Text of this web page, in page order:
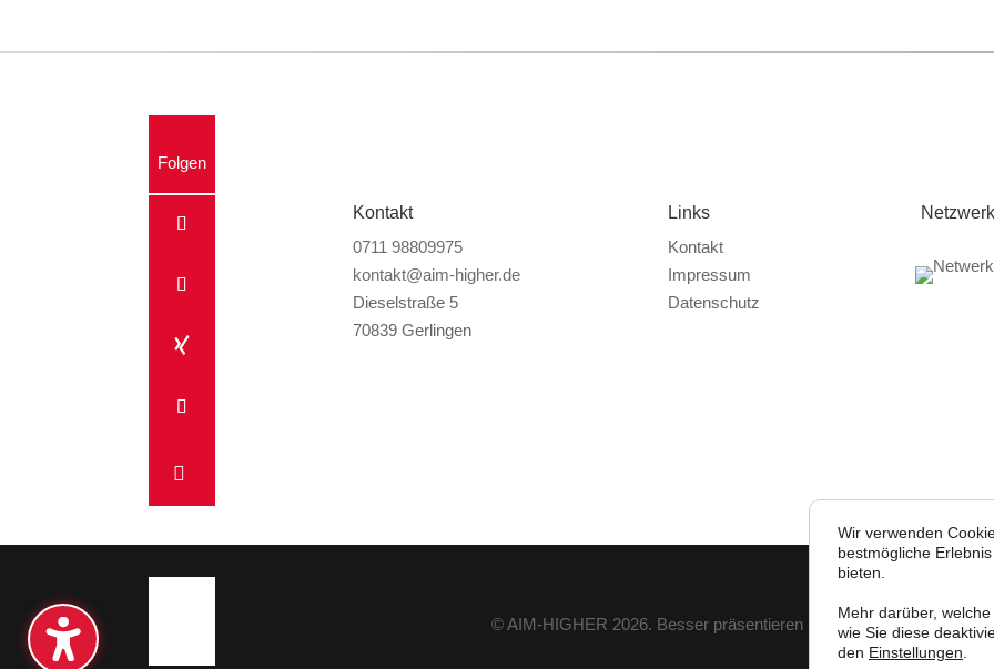
Folgen

Kontakt
0711 98809975
kontakt@aim-higher.de
Dieselstraße 5
70839 Gerlingen
Links
Kontakt
Impressum
Datenschutz
© AIM-HIGHER 2026. Besser präsentieren und schneller
Wir verwenden
bestmögliche
bieten.
Mehr darüber,
wie Sie diese
den Einstellungen